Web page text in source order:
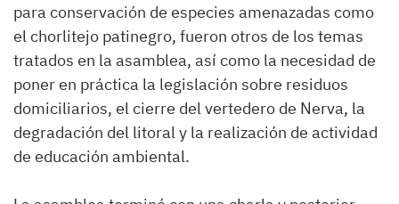
para conservación de especies amenazadas como
el chorlitejo patinegro, fueron otros de los temas
tratados en la asamblea, así como la necesidad de
poner en práctica la legislación sobre residuos
domiciliarios, el cierre del vertedero de Nerva, la
degradación del litoral y la realización de actividad
de educación ambiental.